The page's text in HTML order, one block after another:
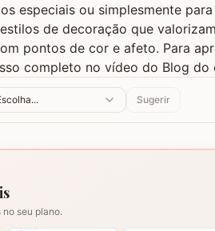
especiais ou simplesmente
de decoração que
pontos de cor e afeto. Para
completo no vídeo do Blog do
Sugerir
seu plano.